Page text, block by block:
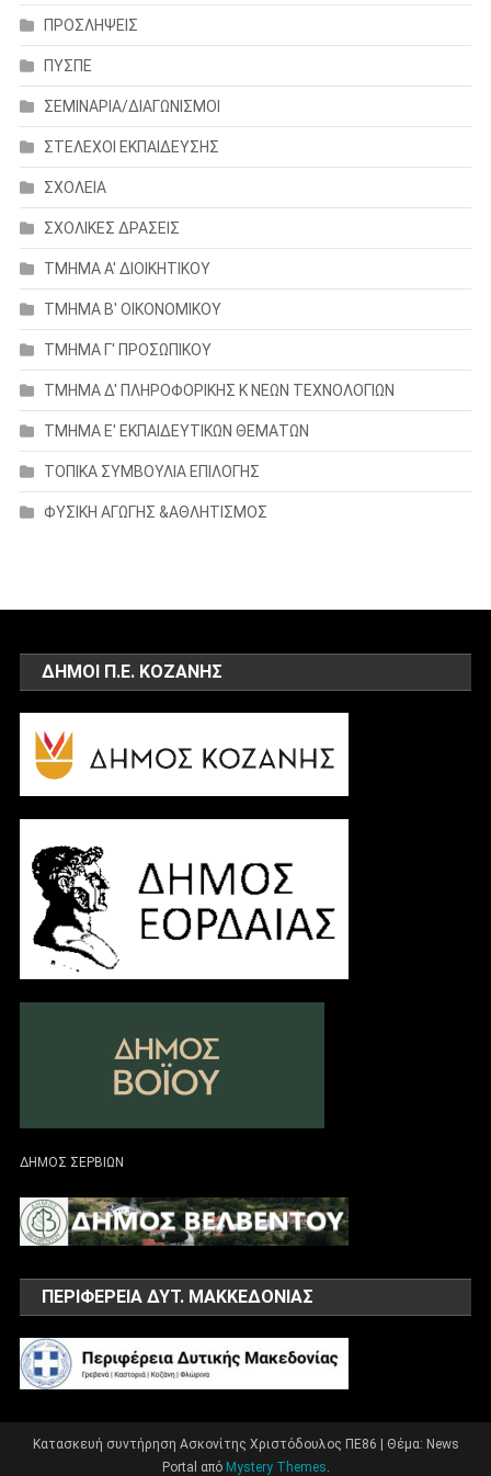
ΠΡΟΣΛΗΨΕΙΣ
ΠΥΣΠΕ
ΣΕΜΙΝΑΡΙΑ/ΔΙΑΓΩΝΙΣΜΟΙ
ΣΤΕΛΕΧΟΙ ΕΚΠΑΙΔΕΥΣΗΣ
ΣΧΟΛΕΙΑ
ΣΧΟΛΙΚΕΣ ΔΡΑΣΕΙΣ
ΤΜΗΜΑ Α' ΔΙΟΙΚΗΤΙΚΟΥ
ΤΜΗΜΑ Β' ΟΙΚΟΝΟΜΙΚΟΥ
ΤΜΗΜΑ Γ' ΠΡΟΣΩΠΙΚΟΥ
ΤΜΗΜΑ Δ' ΠΛΗΡΟΦΟΡΙΚΗΣ Κ ΝΕΩΝ ΤΕΧΝΟΛΟΓΙΩΝ
ΤΜΗΜΑ Ε' ΕΚΠΑΙΔΕΥΤΙΚΩΝ ΘΕΜΑΤΩΝ
ΤΟΠΙΚΑ ΣΥΜΒΟΥΛΙΑ ΕΠΙΛΟΓΗΣ
ΦΥΣΙΚΗ ΑΓΩΓΗΣ &ΑΘΛΗΤΙΣΜΟΣ
ΔΗΜΟΙ Π.Ε. ΚΟΖΑΝΗΣ
ΔΗΜΟΣ ΣΕΡΒΙΩΝ
ΠΕΡΙΦΕΡΕΙΑ ΔΥΤ. ΜΑΚΚΕΔΟΝΙΑΣ
Κατασκευή συντήρηση Ασκονίτης Χριστόδουλος ΠΕ86
Θέμα: News
Portal από Mystery Themes.